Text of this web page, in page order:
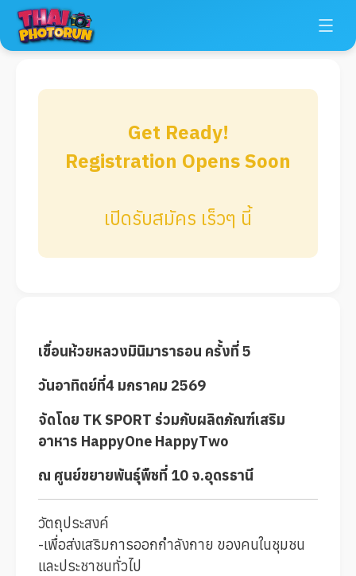
Get Ready!
Registration Opens Soon
เปิดรับสมัคร เร็วๆ นี้
เขื่อนห้วยหลวงมินิมาราธอน ครั้งที่ 5
วันอาทิตย์ที่4 มกราคม 2569
จัดโดย TK SPORT ร่วมกับผลิตภัณฑ์เสริม
อาหาร HappyOne HappyTwo
ณ ศูนย์ขยายพันธุ์พืชที่ 10 จ.อุดรธานี
วัตถุประสงค์
-เพื่อส่งเสริมการออกกำลังกาย ของคนในชุมชน
และประชาชนทั่วไป